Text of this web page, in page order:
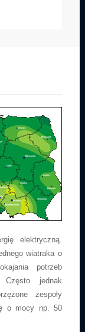
elektryczną.
wiatraka o
potrzeb
Często jednak
zespoły
o mocy np. 50